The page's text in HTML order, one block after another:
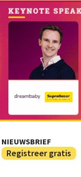
NIEUWSBRIEF
Registreer gratis